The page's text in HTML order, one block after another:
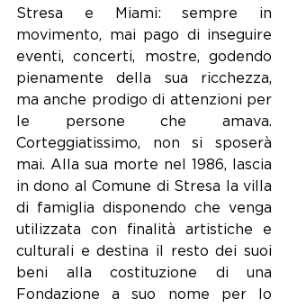
Stresa e Miami: sempre in
movimento, mai pago di inseguire
eventi, concerti, mostre, godendo
pienamente della sua ricchezza,
ma anche prodigo di attenzioni per
le persone che amava.
Corteggiatissimo, non si sposerà
mai. Alla sua morte nel 1986, lascia
in dono al Comune di Stresa la villa
di famiglia disponendo che venga
utilizzata con finalità artistiche e
culturali e destina il resto dei suoi
beni alla costituzione di una
Fondazione a suo nome per lo